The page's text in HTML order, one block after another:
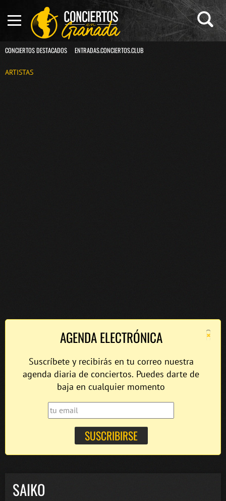
CONCIERTOS DESTACADOS ENTRADAS.CONCIERTOS.CLUB
ARTISTAS
×
AGENDA ELECTRÓNICA
Suscríbete y recibirás en tu correo nuestra
agenda diaria de conciertos. Puedes darte de
baja en cualquier momento
SAIKO